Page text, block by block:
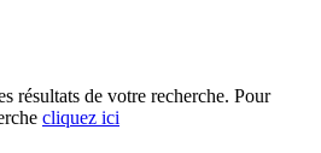
résultats de votre recherche. Pour
cliquez ici